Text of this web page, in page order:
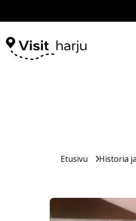
Etusivu Historia